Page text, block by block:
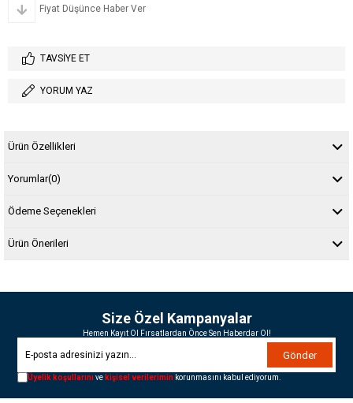
Fiyat Düşünce Haber Ver
TAVSIYE ET
YORUM YAZ
Ürün Özellikleri
Yorumlar(0)
Ödeme Seçenekleri
Ürün Önerileri
Size Özel Kampanyalar
Hemen Kayıt Ol Fırsatlardan Önce Sen Haberdar Ol!
Gönder
Üyelik koşullarınıve kişisel verilerimin korunmasını kabul ediyorum.